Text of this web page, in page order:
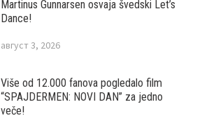
Martinus Gunnarsen osvaja švedski Let’s
Dance!
август 3, 2026
Više od 12.000 fanova pogledalo film
“SPAJDERMEN: NOVI DAN” za jedno
veče!